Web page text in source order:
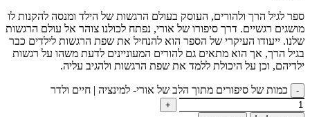
ספר לגיל הרך ולהורים, העוסק בעולם הרגשות של הילד ומנסה להקנות לו
מושגים רגשיים. דרך סיפורו של אורי, נפתח לכולנו צוהר אל עולם הרגשות
שלנו. ייעודו העיקרי של הספר הוא להנחיל את שפת הרגשות לילדים כבר
בגיל הרך, אך הוא מתאים גם להורים המעוניינים לדעת משהו על רגשות
ילדיהם, וכן על היכולת ללמד את שפת הרגשות ולהגיב עליה.
כמות של סיפורים מתוך הלב של אורי- למינציה | חיים ולדר